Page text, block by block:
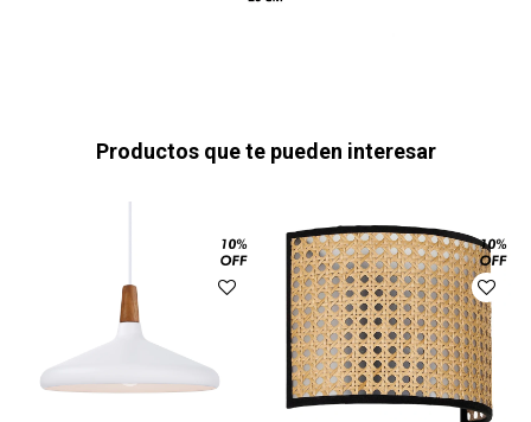
Productos que te pueden interesar